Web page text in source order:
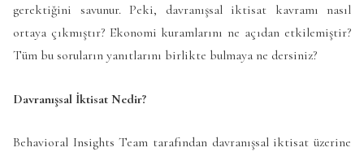
gerektiğini savunur. Peki, davranışsal iktisat kavramı nasıl
ortaya çıkmıştır? Ekonomi kuramlarını ne açıdan etkilemiştir?
Tüm bu soruların yanıtlarını birlikte bulmaya ne dersiniz?
Davranışsal İktisat Nedir?
Behavioral Insights Team tarafından davranışsal iktisat üzerine